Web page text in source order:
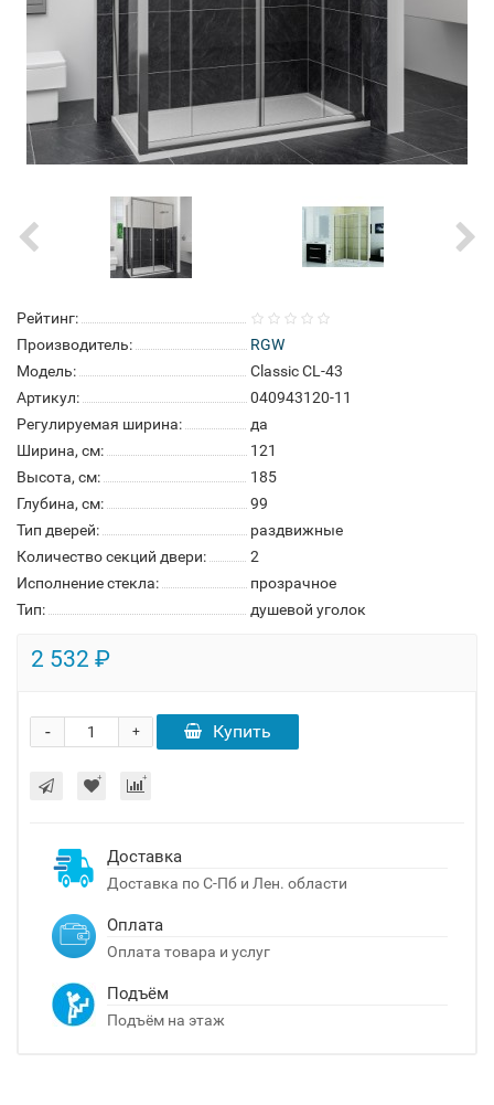
Рейтинг:
Производитель:
RGW
Модель:
Classic CL-43
Артикул:
040943120-11
Регулируемая ширина:
да
Ширина, см:
121
Высота, см:
185
Глубина, см:
99
Тип дверей:
раздвижные
Количество секций двери:
2
Исполнение стекла:
прозрачное
Тип:
душевой уголок
2 532 ₽
+
- Купить
Доставка
Доставка по С-Пб и Лен. области
Оплата
Оплата товара и услуг
Подъём
Подъём на этаж